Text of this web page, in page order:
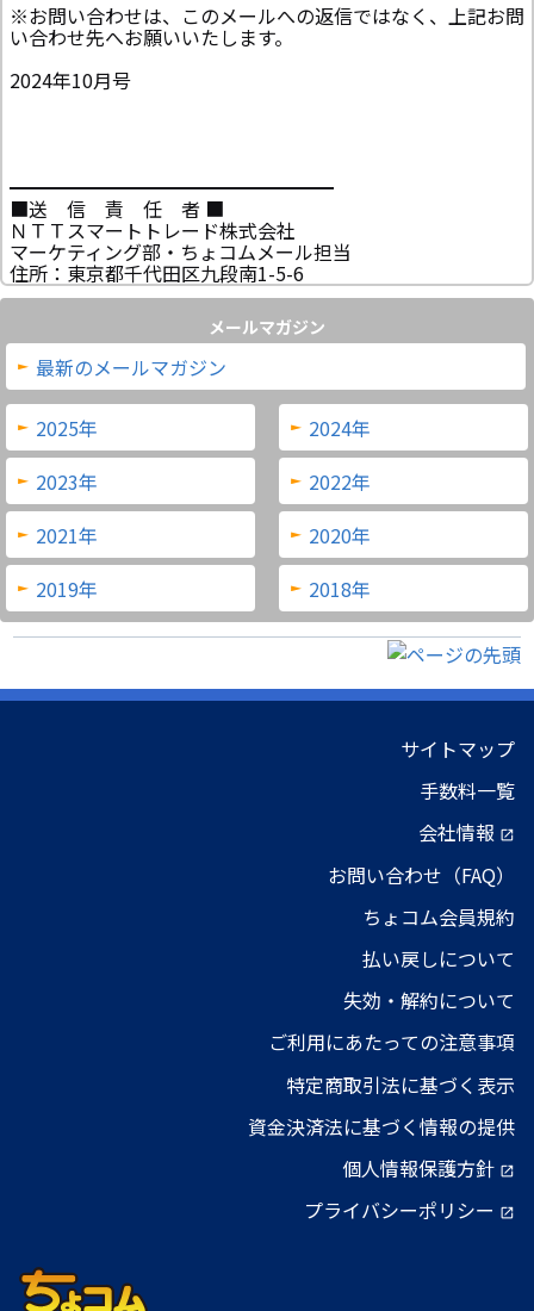
※お問い合わせは、このメールへの返信ではなく、上記お問
い合わせ先へお願いいたします。
2024年10月号
━━━━━━━━━━━━━━━━━
■送 信 責 任 者 ■
ＮＴＴスマートトレード株式会社
マーケティング部・ちょコムメール担当
住所：東京都千代田区九段南1-5-6
メールマガジン
最新のメールマガジン
2025年
2024年
2023年
2022年
2021年
2020年
2019年
2018年
サイトマップ
手数料一覧
会社情報 open_in_new
お問い合わせ（FAQ）
ちょコム会員規約
払い戻しについて
失効・解約について
ご利用にあたっての注意事項
特定商取引法に基づく表示
資金決済法に基づく情報の提供
個人情報保護方針 open_in_new
プライバシーポリシー open_in_new